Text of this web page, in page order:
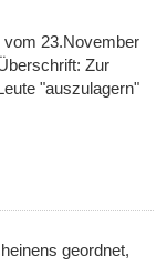
23.November
Zur
"auszulagern"
geordnet,